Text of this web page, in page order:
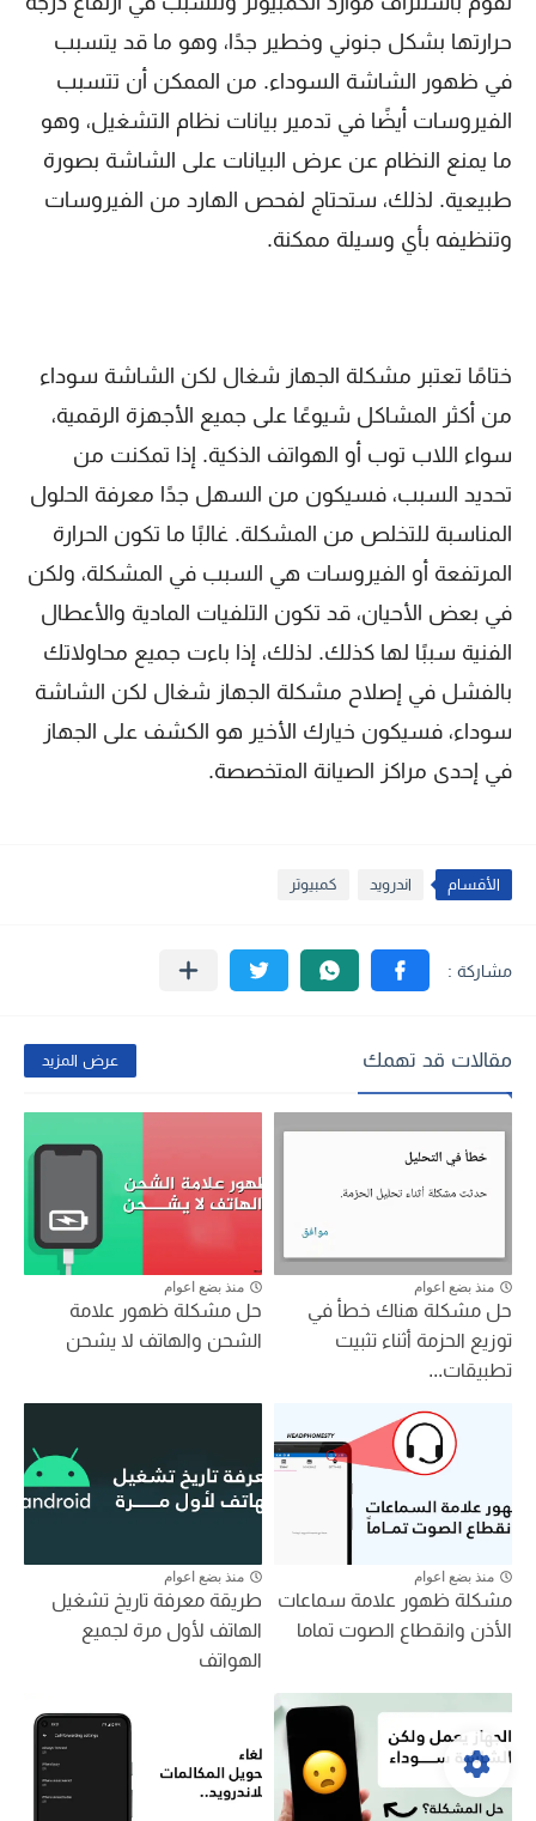
حرارتها بشكل جنوني وخطير جدًا، وهو ما قد يتسبب
في ظهور الشاشة السوداء. من الممكن أن تتسبب
الفيروسات أيضًا في تدمير بيانات نظام التشغيل، وهو
ما يمنع النظام عن عرض البيانات على الشاشة بصورة
طبيعية. لذلك، ستحتاج لفحص الهارد من الفيروسات
وتنظيفه بأي وسيلة ممكنة.
ختامًا تعتبر مشكلة الجهاز شغال لكن الشاشة سوداء
من أكثر المشاكل شيوعًا على جميع الأجهزة الرقمية،
سواء اللاب توب أو الهواتف الذكية. إذا تمكنت من
تحديد السبب، فسيكون من السهل جدًا معرفة الحلول
المناسبة للتخلص من المشكلة. غالبًا ما تكون الحرارة
المرتفعة أو الفيروسات هي السبب في المشكلة، ولكن
في بعض الأحيان، قد تكون التلفيات المادية والأعطال
الفنية سببًا لها كذلك. لذلك، إذا باءت جميع محاولاتك
بالفشل في إصلاح مشكلة الجهاز شغال لكن الشاشة
سوداء، فسيكون خيارك الأخير هو الكشف على الجهاز
في إحدى مراكز الصيانة المتخصصة.
الأقسام اندرويد كمبيوتر
مقالات قد تهمك عرض المزيد
منذ بضع اعوام
حل مشكلة هناك خطأ في
توزيع الحزمة أثناء تثبيت
تطبيقات...
منذ بضع اعوام
حل مشكلة ظهور علامة
الشحن والهاتف لا يشحن
منذ بضع اعوام
مشكلة ظهور علامة سماعات
الأذن وانقطاع الصوت تماما
منذ بضع اعوام
طريقة معرفة تاريخ تشغيل
الهاتف لأول مرة لجميع
الهواتف